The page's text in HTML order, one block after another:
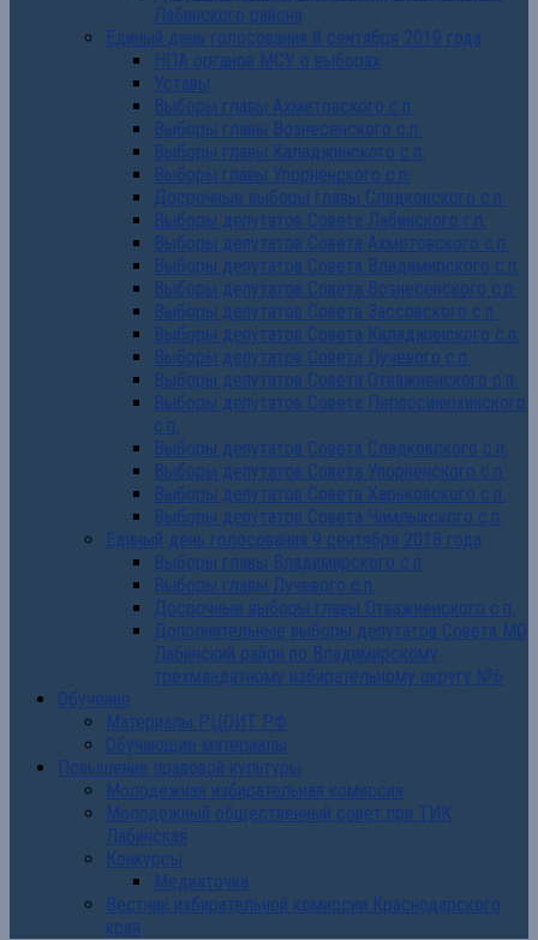
Лабинского района
Единый день голосования 8 сентября 2019 года
НПА органов МСУ о выборах
Уставы
Выборы главы Ахметовского с.п.
Выборы главы Вознесенского с.п.
Выборы главы Каладжинского с.п.
Выборы главы Упорненского с.п.
Досрочные выборы главы Сладковского с.п.
Выборы депутатов Совета Лабинского г.п.
Выборы депутатов Совета Ахметовского с.п.
Выборы депутатов Совета Владимирского с.п.
Выборы депутатов Совета Вознесенского с.п.
Выборы депутатов Совета Зассовского с.п.
Выборы депутатов Совета Каладжинского с.п.
Выборы депутатов Совета Лучевого с.п.
Выборы депутатов Совета Отважненского с.п.
Выборы депутатов Совета Первосинюхинского
с.п.
Выборы депутатов Совета Сладковского с.п.
Выборы депутатов Совета Упорненского с.п.
Выборы депутатов Совета Харьковского с.п.
Выборы депутатов Совета Чамлыкского с.п.
Единый день голосования 9 сентября 2018 года
Выборы главы Владимирского с.п.
Выборы главы Лучевого с.п.
Досрочные выборы главы Отважненского с.п.
Дополнительные выборы депутатов Совета МО
Лабинский район по Владимирскому
трехмандатному избирательному округу №6
Обучение
Материалы РЦОИТ РФ
Обучающие материалы
Повышение правовой культуры
Молодежная избирательная комиссия
Молодежный общественный совет при ТИК
Лабинская
Конкурсы
Медиаточка
Вестник избирательной комиссии Краснодарского
края